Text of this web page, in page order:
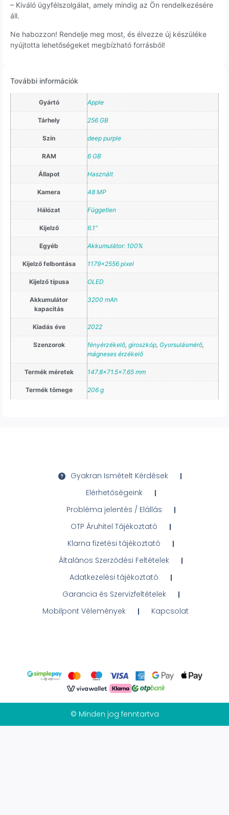
– Kiváló ügyfélszolgálat, amely mindig az Ön rendelkezésére
áll.
Ne habozzon! Rendelje meg most, és élvezze új készüléke
nyújtotta lehetőségeket megbízható forrásból!
További információk
Gyártó Apple
Tárhely 256 GB
Szín deep purple
RAM 6 GB
Állapot Használt
Kamera 48 MP
Hálózat Független
Kijelző 6.1"
Egyéb Akkumulátor: 100%
Kijelző felbontása 1179×2556 pixel
Kijelző típusa OLED
Akkumulátor
kapacitás
3200 mAh
Kiadás éve 2022
Szenzorok fényérzékelő, giroszkóp, Gyorsulásmérő,
mágneses érzékelő
Termék méretek 147.8×71.5×7.65 mm
Termék tömege 206 g
Gyakran Ismételt Kérdések
Elérhetőségeink
Probléma jelentés / Elállás
OTP Áruhitel Tájékoztató
Klarna fizetési tájékoztató
Általános Szerződési Feltételek
Adatkezelési tájékoztató
Garancia és Szervizfeltételek
Mobilpont Vélemények
Kapcsolat
© Minden jog fenntartva